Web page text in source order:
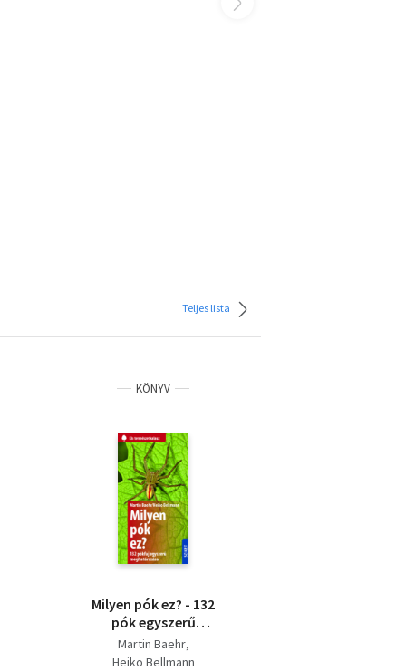
Teljes lista
KÖNYV
Milyen pók ez? - 132
pók egyszerű
meghatározása
Martin Baehr
Heiko Bellmann